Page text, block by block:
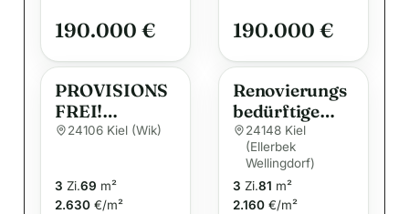
190.000 € 190.000 €
PROVISIONS
FREI!
Gemütliche
wohnung in
Kiel/Wik
24106 Kiel (Wik)
3 Zi.69 m²
2.630 €/m²
Renovierungs
bedürftige
Eigentumswo
hnungen mit
Blick auf die
Kieler Förde!
24148 Kiel
(Ellerbek
Wellingdorf)
3 Zi.81 m²
2.160 €/m²